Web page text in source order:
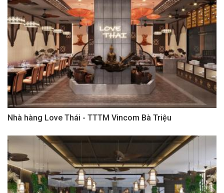
Nhà hàng Love Thái - TTTM Vincom Bà Triệu